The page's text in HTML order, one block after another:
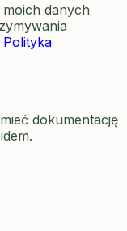
danych
Polityka
dokumentację